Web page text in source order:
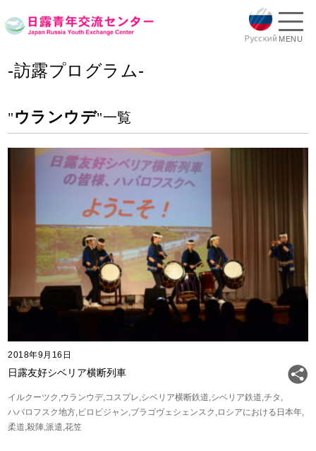
MENU
-訪露プログラム-
"ウランウデ"一覧
2018年9月16日
日露友好シベリア横断列車
イルクーツク ウランウデ コスプレ シベリア横断鉄道 シベリア鉄道 チタ
ハバロフスク地方 ビロビジャン ブラゴヴェシェンスク ロシアにおける日本年
柔道 殺陣 派遣 花笠